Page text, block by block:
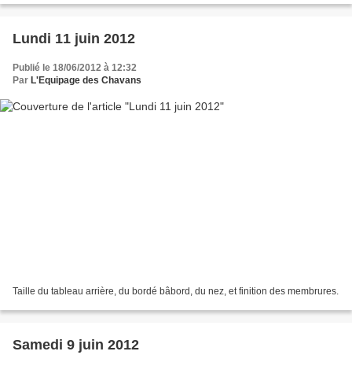
Lundi 11 juin 2012
Publié le 18/06/2012 à 12:32
Par L'Equipage des Chavans
Taille du tableau arrière, du bordé bâbord, du nez, et finition des membrures.
Samedi 9 juin 2012